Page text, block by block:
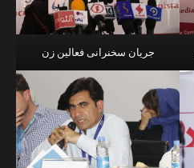
جریان سخنرانی فعالین زن